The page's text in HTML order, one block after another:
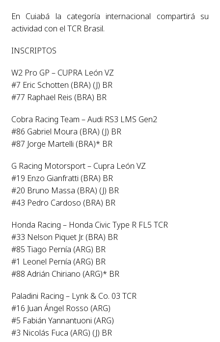
En Cuiabá la categoría internacional compartirá su
actividad con el TCR Brasil.
INSCRIPTOS
W2 Pro GP – CUPRA León VZ
#7 Eric Schotten (BRA) (J) BR
#77 Raphael Reis (BRA) BR
Cobra Racing Team – Audi RS3 LMS Gen2
#86 Gabriel Moura (BRA) (J) BR
#87 Jorge Martelli (BRA)* BR
G Racing Motorsport – Cupra León VZ
#19 Enzo Gianfratti (BRA) BR
#20 Bruno Massa (BRA) (J) BR
#43 Pedro Cardoso (BRA) BR
Honda Racing – Honda Civic Type R FL5 TCR
#33 Nelson Piquet Jr. (BRA) BR
#85 Tiago Pernía (ARG) BR
#1 Leonel Pernía (ARG) BR
#88 Adrián Chiriano (ARG)* BR
Paladini Racing – Lynk & Co. 03 TCR
#16 Juan Ángel Rosso (ARG)
#5 Fabián Yannantuoni (ARG)
#3 Nicolás Fuca (ARG) (J) BR